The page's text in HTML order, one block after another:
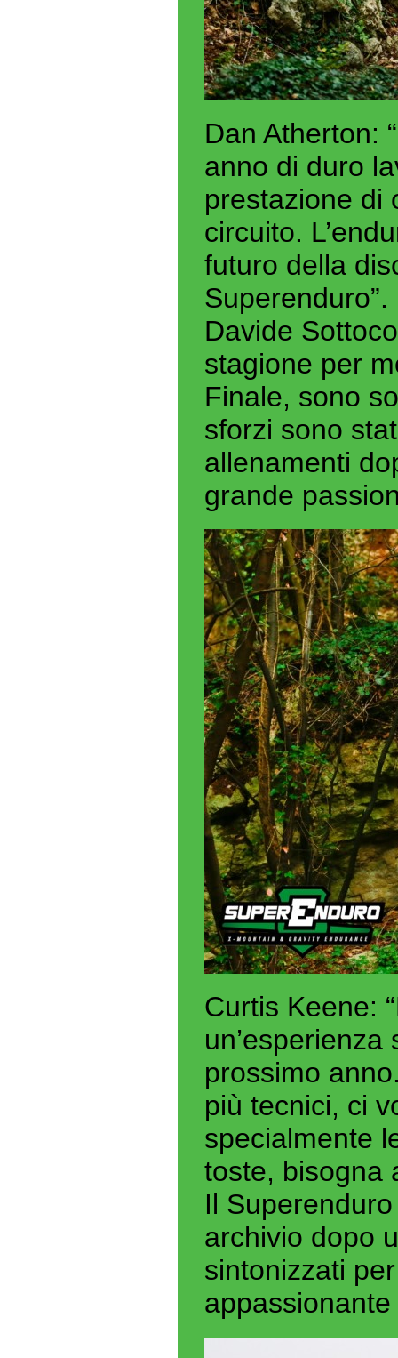
Dan Atherton:
anno di duro
prestazione di
circuito.
futuro della
Superenduro”.
Davide
stagione per
Finale, sono
sforzi sono
allenamenti
grande
Curtis Keene:
prossimo
più tecnici, ci
specialmente
toste, bisogna
Il
archivio dopo
sintonizzati